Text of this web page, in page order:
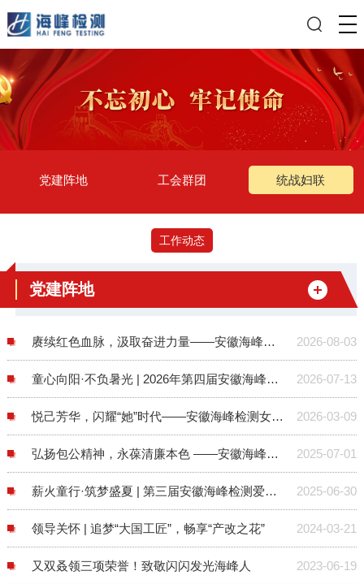
党建阵地 工会群团 统战妇联
工作动态
党建阵地
2026-08-03
赓续红色血脉，汲取奋进力量——安徽海峰检测党支部庆“七一”、迎“八一”主题党日活动纪实
2026-07-13
童心向阳·不负暑光 | 2026年第四届安徽海峰暑托班开班啦
2026-03-09
悦己芳华，闪耀“她”时代——安徽海峰检测女神节系列活动来啦！
2025-07-01
弘扬包公精神，永葆清廉本色 ——安徽海峰检测党支部七一主题党日活动纪实
2025-06-30
薪火童行·筑梦盛夏 | 第三届安徽海峰检测爱心暑托班开班啦！
2024-03-21
领导关怀 | 追梦“大国工匠”，畅享“产改之花”
2023-06-19
又双叒领三项荣誉！致敬闪闪发光海峰人